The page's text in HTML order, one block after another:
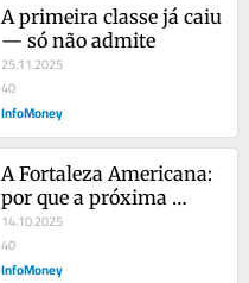
A primeira classe já caiu
— só não admite
25.11.2025
40
InfoMoney
A Fortaleza Americana:
por que a próxima
década pertence aos
Estados Unidos
14.10.2025
40
InfoMoney